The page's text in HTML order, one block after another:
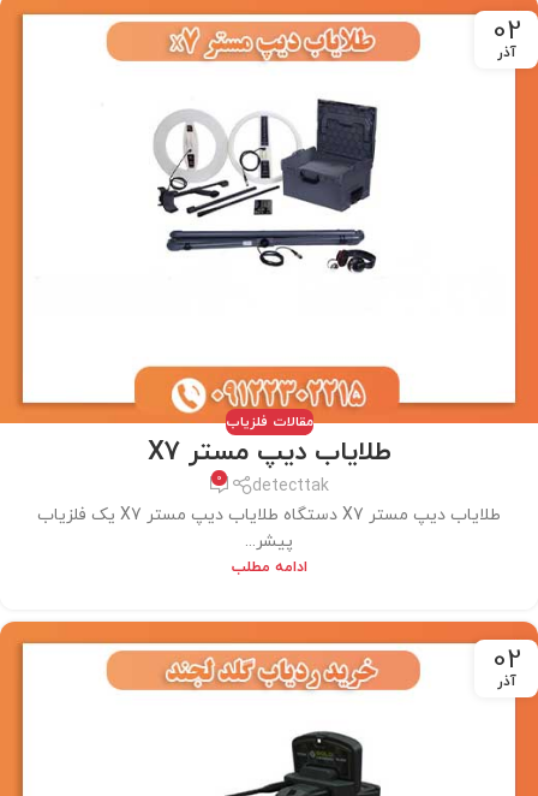
02
آذر
مقالات فلزیاب
طلایاب دیپ مستر X7
detecttak
0
طلایاب دیپ مستر X7 دستگاه طلایاب دیپ مستر X7 یک فلزیاب
پیشر...
ادامه مطلب
02
آذر